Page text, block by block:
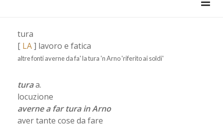
tura
[ LA] lavoro e fatica
altre fonti averne da fa' la tura 'n Arno 'riferito ai soldi'
turaa.
locuzione
averne a far tura in Arno
aver tante cose da fare